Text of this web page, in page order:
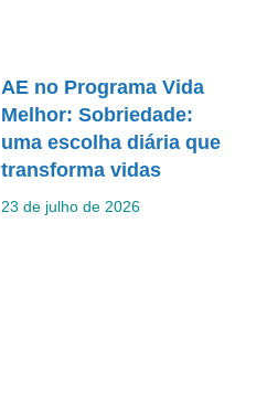
AE no Programa Vida
Melhor: Sobriedade:
uma escolha diária que
transforma vidas
23 de julho de 2026